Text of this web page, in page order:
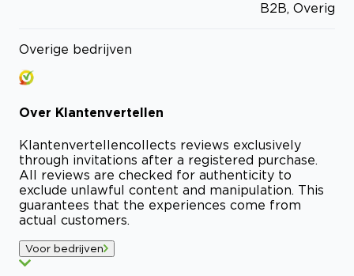
B2B, Overig
Overige bedrijven
Over Klantenvertellen
Klantenvertellencollects reviews exclusively
through invitations after a registered purchase.
All reviews are checked for authenticity to
exclude unlawful content and manipulation. This
guarantees that the experiences come from
actual customers.
Voor bedrijven